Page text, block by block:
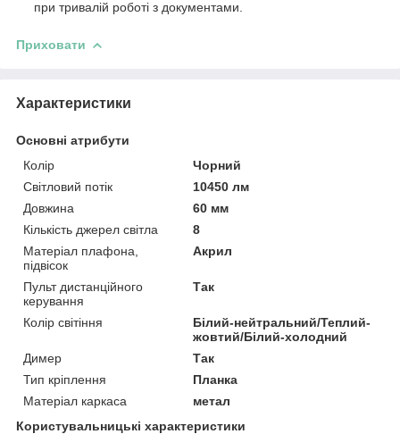
при тривалій роботі з документами.
Приховати
Характеристики
Основні атрибути
Колір
Чорний
Світловий потік
10450 лм
Довжина
60 мм
Кількість джерел світла
8
Матеріал плафона,
підвісок
Акрил
Пульт дистанційного
керування
Так
Колір світіння
Білий-нейтральний/Теплий-
жовтий/Білий-холодний
Димер
Так
Тип кріплення
Планка
Матеріал каркаса
метал
Користувальницькі характеристики